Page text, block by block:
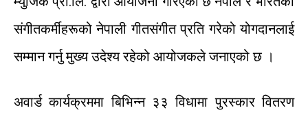
संगीतकर्मीहरूको नेपाली गीतसंगीत प्रति गरेको योगदानलाई
सम्मान गर्नु मुख्य उदेश्य रहेको आयोजकले जनाएको छ ।
अवार्ड कार्यक्रममा बिभिन्न ३३ विधामापुरस्कार वितरण